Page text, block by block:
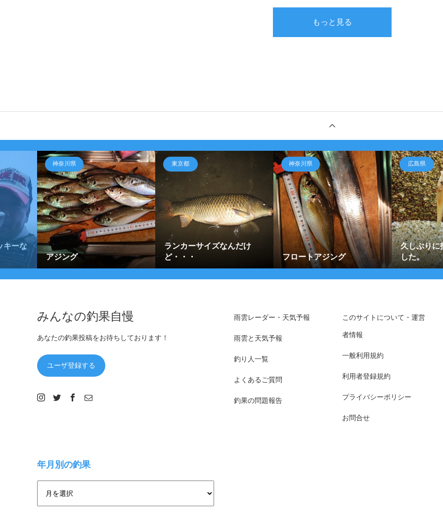
もっと見る
キーな
神奈川県
アジング
東京都
ランカーサイズなんだけ
ど・・・
神奈川県
フロートアジング
広島県
久しぶりに
した。
みんなの釣果自慢
あなたの釣果投稿をお待ちしております！
ユーザ登録する
雨雲レーダー・天気予報
雨雲と天気予報
釣り人一覧
よくあるご質問
釣果の問題報告
このサイトについて・運営
者情報
一般利用規約
利用者登録規約
プライバシーポリシー
お問合せ
年月別の釣果